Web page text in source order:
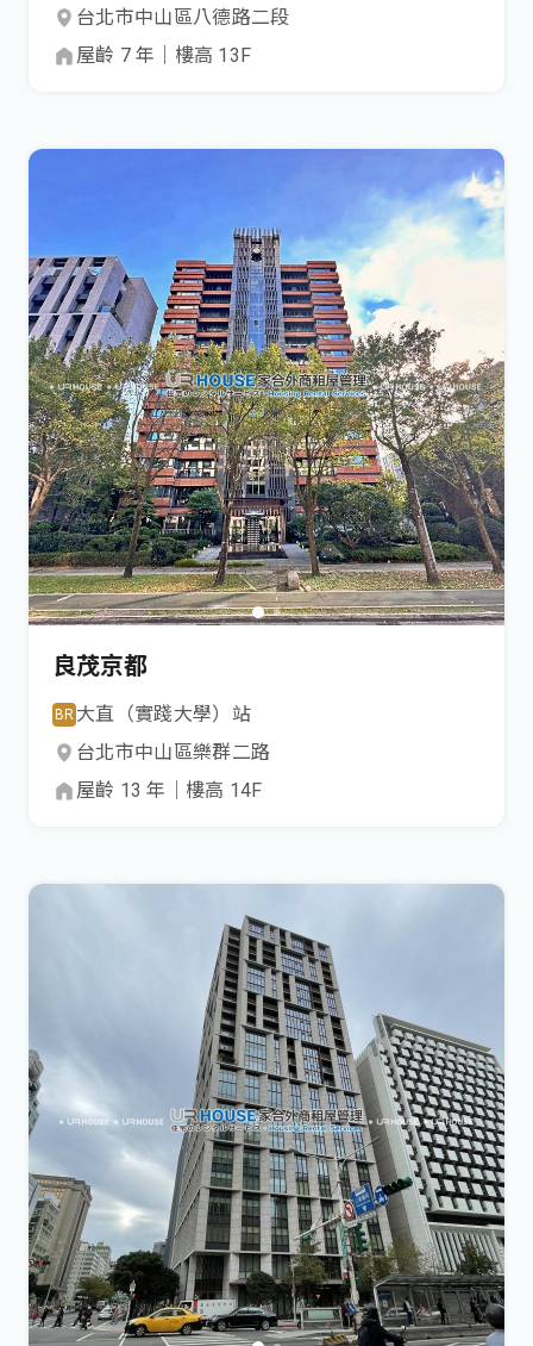
台北市中山區八德路二段
屋齡 7 年 樓高 13 F
良茂京都
BR 大直（實踐大學） 站
台北市中山區樂群二路
屋齡 13 年 樓高 14F